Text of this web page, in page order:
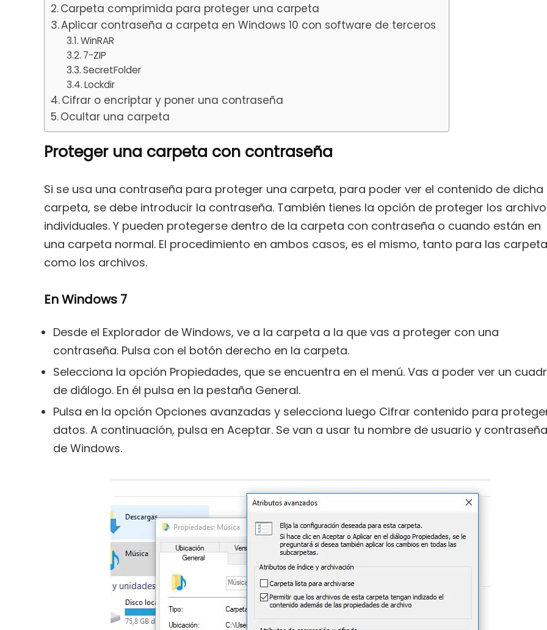
Carpeta comprimida para proteger una carpeta
Aplicar contraseña a carpeta en Windows 10 con software de terceros
WinRAR
7-ZIP
SecretFolder
Lockdir
Cifrar o encriptar y poner una contraseña
Ocultar una carpeta
Proteger una carpeta con contraseña
Si se usa una contraseña para proteger una carpeta, para poder ver el contenido de dicha
carpeta, se debe introducir la contraseña. También tienes la opción de proteger los
individuales. Y pueden protegerse dentro de la carpeta con contraseña o cuando están en
una carpeta normal. El procedimiento en ambos casos, es el mismo, tanto para las
como los archivos.
En Windows 7
Desde el Explorador de Windows, ve a la carpeta a la que vas a proteger con una
contraseña. Pulsa con el botón derecho en la carpeta.
Selecciona la opción Propiedades, que se encuentra en el menú. Vas a poder ver un
de diálogo. En él pulsa en la pestaña General.
Pulsa en la opción Opciones avanzadas y selecciona luego Cifrar contenido para
datos. A continuación, pulsa en Aceptar. Se van a usar tu nombre de usuario y contraseña
de Windows.